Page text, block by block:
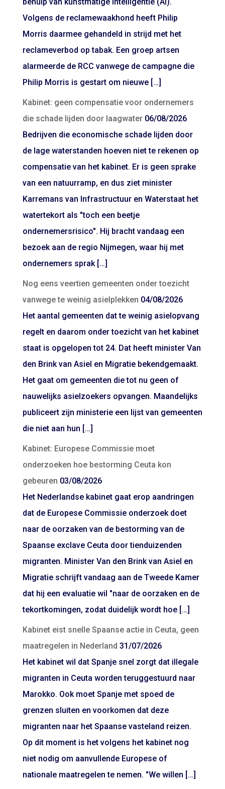
Volgens de reclamewaakhond heeft Philip
Morris daarmee gehandeld in strijd met het
reclameverbod op tabak. Een groep artsen
alarmeerde de RCC vanwege de campagne die
Philip Morris is gestart om nieuwe […]
Kabinet: geen compensatie voor ondernemers
die schade lijden door laagwater 06/08/2026
Bedrijven die economische schade lijden door
de lage waterstanden hoeven niet te rekenen op
compensatie van het kabinet. Er is geen sprake
van een natuurramp, en dus ziet minister
Karremans van Infrastructuur en Waterstaat het
watertekort als "toch een beetje
ondernemersrisico". Hij bracht vandaag een
bezoek aan de regio Nijmegen, waar hij met
ondernemers sprak […]
Nog eens veertien gemeenten onder toezicht
vanwege te weinig asielplekken 04/08/2026
Het aantal gemeenten dat te weinig asielopvang
regelt en daarom onder toezicht van het kabinet
staat is opgelopen tot 24. Dat heeft minister Van
den Brink van Asiel en Migratie bekendgemaakt.
Het gaat om gemeenten die tot nu geen of
nauwelijks asielzoekers opvangen. Maandelijks
publiceert zijn ministerie een lijst van gemeenten
die niet aan hun […]
Kabinet: Europese Commissie moet
onderzoeken hoe bestorming Ceuta kon
gebeuren 03/08/2026
Het Nederlandse kabinet gaat erop aandringen
dat de Europese Commissie onderzoek doet
naar de oorzaken van de bestorming van de
Spaanse exclave Ceuta door tienduizenden
migranten. Minister Van den Brink van Asiel en
Migratie schrijft vandaag aan de Tweede Kamer
dat hij een evaluatie wil "naar de oorzaken en de
tekortkomingen, zodat duidelijk wordt hoe […]
Kabinet eist snelle Spaanse actie in Ceuta, geen
maatregelen in Nederland 31/07/2026
Het kabinet wil dat Spanje snel zorgt dat illegale
migranten in Ceuta worden teruggestuurd naar
Marokko. Ook moet Spanje met spoed de
grenzen sluiten en voorkomen dat deze
migranten naar het Spaanse vasteland reizen.
Op dit moment is het volgens het kabinet nog
niet nodig om aanvullende Europese of
nationale maatregelen te nemen. "We willen […]